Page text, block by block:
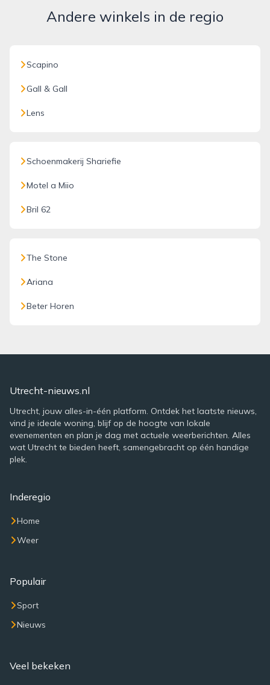
Andere winkels in de regio
Scapino
Gall & Gall
Lens
Schoenmakerij Shariefie
Motel a Miio
Bril 62
The Stone
Ariana
Beter Horen
Utrecht-nieuws.nl
Utrecht, jouw alles-in-één platform. Ontdek het laatste nieuws,
vind je ideale woning, blijf op de hoogte van lokale
evenementen en plan je dag met actuele weerberichten. Alles
wat Utrecht te bieden heeft, samengebracht op één handige
plek.
Inderegio
Home
Weer
Populair
Sport
Nieuws
Veel bekeken